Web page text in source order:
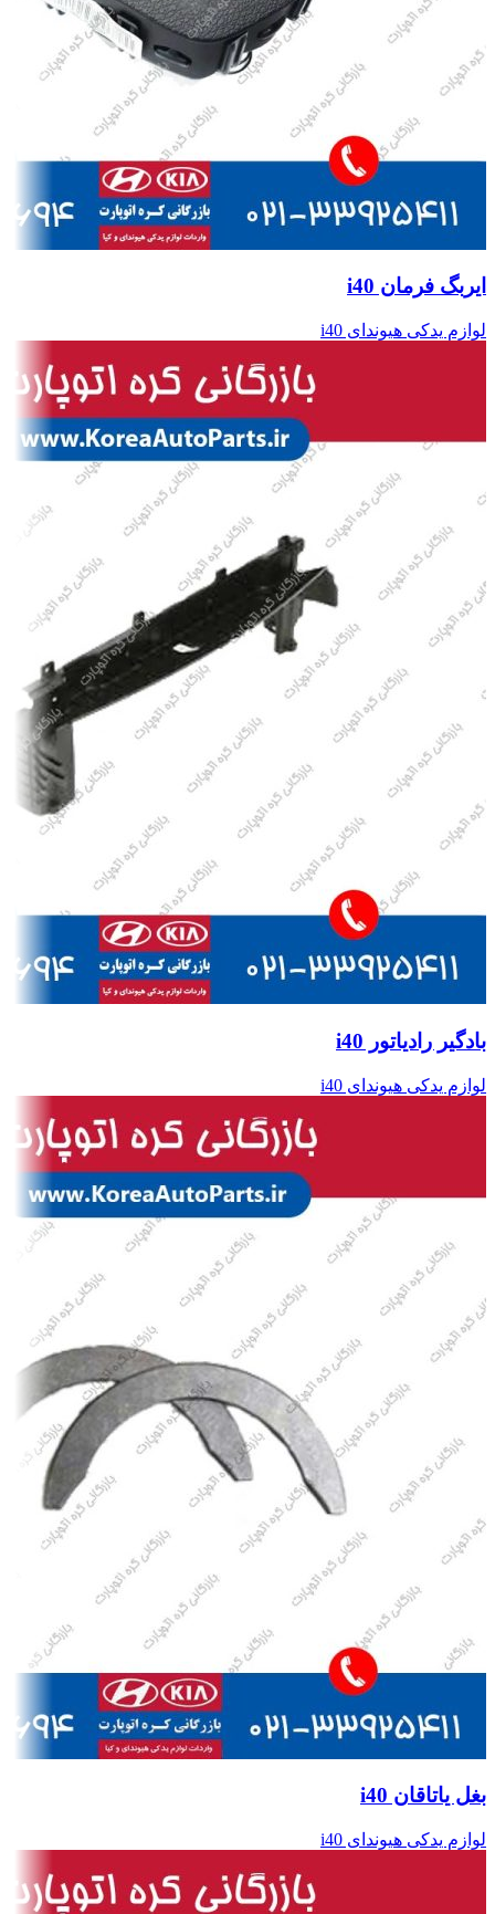
ایربگ فرمان i40
لوازم یدکی هیوندای i40
بادگیر رادیاتور i40
لوازم یدکی هیوندای i40
بغل یاتاقان i40
لوازم یدکی هیوندای i40